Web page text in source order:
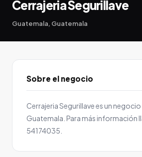
Cerrajeria Segurillave
Guatemala, Guatemala
Sobre el negocio
Cerrajeria Segurillave es un
Guatemala. Para más información
54174035.